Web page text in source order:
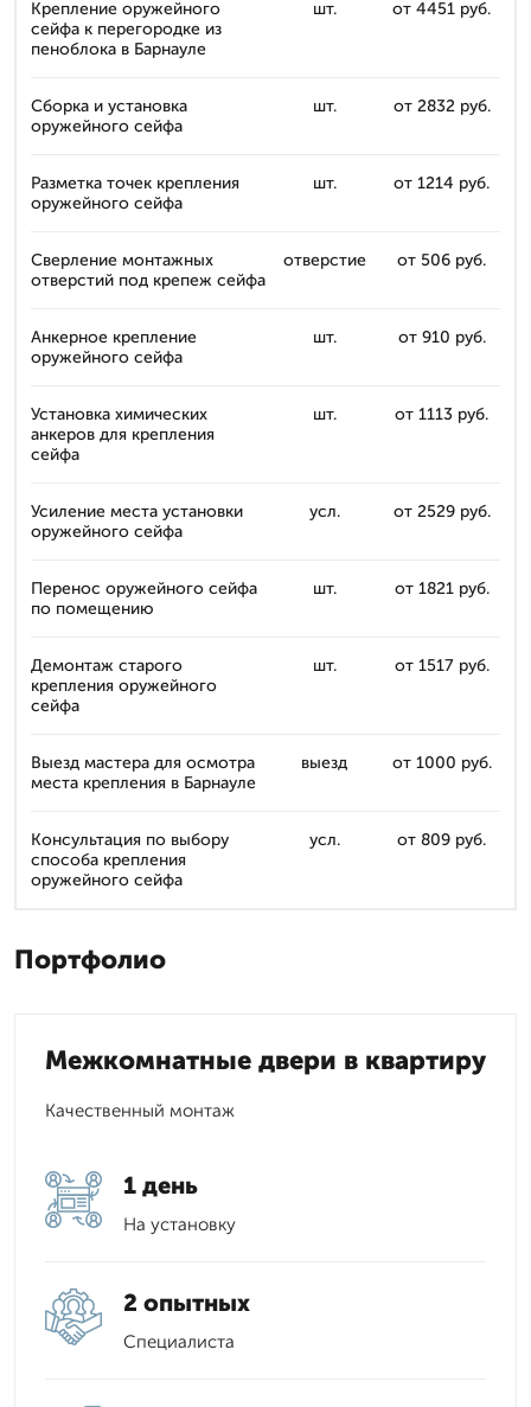
Крепление оружейного
сейфа к перегородке из
пеноблока в Барнауле
шт. от 4451 руб.
Сборка и установка
оружейного сейфа
шт. от 2832 руб.
Разметка точек крепления
оружейного сейфа
шт. от 1214 руб.
Сверление монтажных
отверстий под крепеж сейфа
отверстие от 506 руб.
Анкерное крепление
оружейного сейфа
шт. от 910 руб.
Установка химических
анкеров для крепления
сейфа
шт. от 1113 руб.
Усиление места установки
оружейного сейфа
усл. от 2529 руб.
Перенос оружейного сейфа
по помещению
шт. от 1821 руб.
Демонтаж старого
крепления оружейного
сейфа
шт. от 1517 руб.
Выезд мастера для осмотра
места крепления в Барнауле
выезд от 1000 руб.
Консультация по выбору
способа крепления
оружейного сейфа
усл. от 809 руб.
Портфолио
Межкомнатные двери в квартиру
Качественный монтаж
1 день
На установку
2 опытных
Специалиста